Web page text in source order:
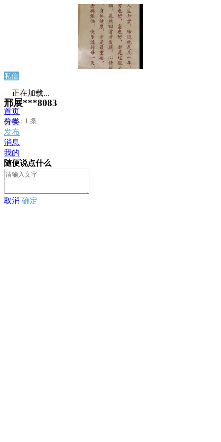
私信
邢展***8083
发布：1 条
正在加载...
首页
分类
发布
消息
我的
随便说点什么
取消 确定